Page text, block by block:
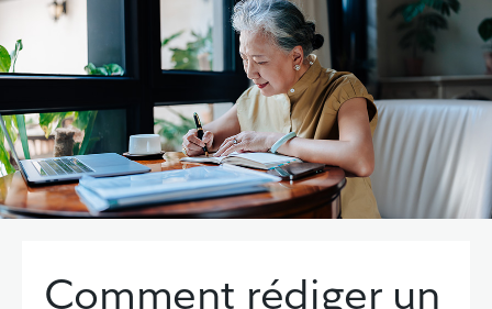
Comment rédiger un